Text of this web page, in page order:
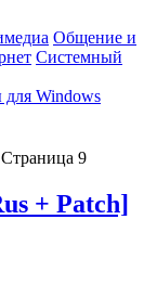
Общение и
Системный
Windows
9
+ Patch]